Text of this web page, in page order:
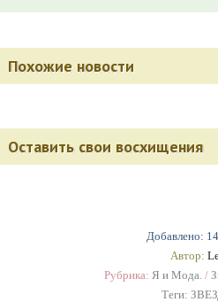
Добавлено:
Автор:
Рубрика: Я и Мода. /
Теги:
Похожие новости
Оставить свои восхищения